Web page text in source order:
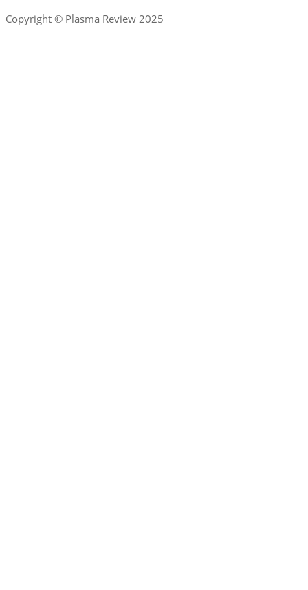
Copyright © Plasma Review 2025